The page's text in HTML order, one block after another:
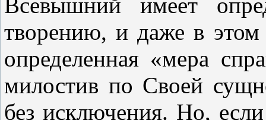
Всевышний имеет
творению, и даже в этом
определенная «мера
милостив по Своей
без исключения. Но,